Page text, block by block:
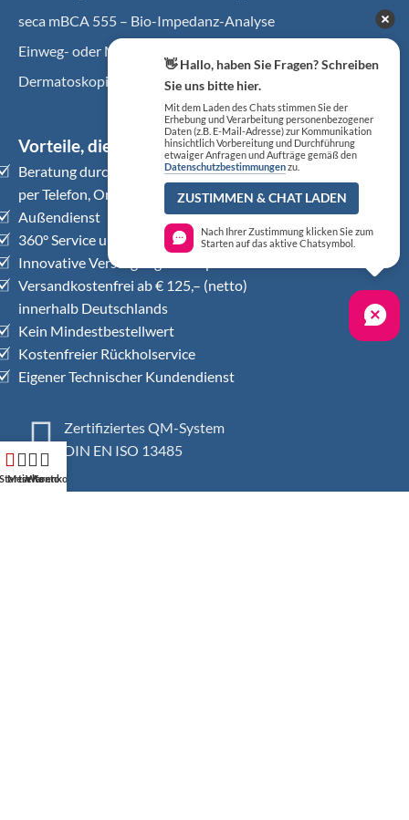
seca mBCA 555 – Bio-Impedanz-Analyse
Einweg- oder Mehrweginstrumente einsetzen?
Dermatoskopie in der Allgemeinarztpraxis
Vorteile, die überzeugen
Beratung durch Medizinprodukte-Profis
per Telefon, Online-Chat, Videobesprechung
Außendienst
360° Service und Dienstleistungen
Innovative Versorgungskonzepte
Versandkostenfrei ab € 125,– (netto)
innerhalb Deutschlands
Kein Mindestbestellwert
Kostenfreier Rückholservice
Eigener Technischer Kundendienst
Zertifiziertes QM-System
DIN EN ISO 13485
Startseite
Mein Konto
Warenkorb
👋 Hallo, haben Sie Fragen? Schreiben
Sie uns bitte hier.
Mit dem Laden des Chats stimmen Sie der
Erhebung und Verarbeitung personenbezogener
Daten (z.B. E-Mail-Adresse) zur Kommunikation
hinsichtlich Vorbereitung und Durchführung
etwaiger Anfragen und Aufträge gemäß den
Datenschutzbestimmungenzu.
ZUSTIMMEN & CHAT LADEN
Nach Ihrer Zustimmung klicken Sie zum
Starten auf das aktive Chatsymbol.